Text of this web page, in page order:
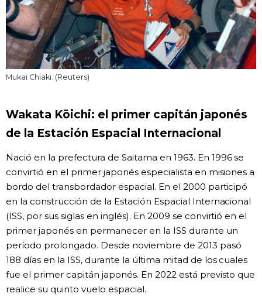
Mukai Chiaki. (Reuters)
Wakata Kōichi: el primer capitán japonés
de la Estación Espacial Internacional
Nació en la prefectura de Saitama en 1963. En 1996 se
convirtió en el primer japonés especialista en misiones a
bordo del transbordador espacial. En el 2000 participó
en la construcción de la Estación Espacial Internacional
(ISS, por sus siglas en inglés). En 2009 se convirtió en el
primer japonés en permanecer en la ISS durante un
período prolongado. Desde noviembre de 2013 pasó
188 días en la ISS, durante la última mitad de los cuales
fue el primer capitán japonés. En 2022 está previsto que
realice su quinto vuelo espacial.